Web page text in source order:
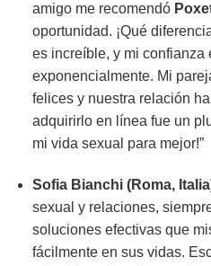
amigo me recomendó
oportunidad. ¡Qué
es increíble, y mi
exponencialmente. Mi
felices y nuestra relación
adquirirlo en línea fue un
mi vida sexual para mejor!”
Sofia Bianchi (Roma,
sexual y relaciones,
soluciones efectivas que
fácilmente en sus vidas.